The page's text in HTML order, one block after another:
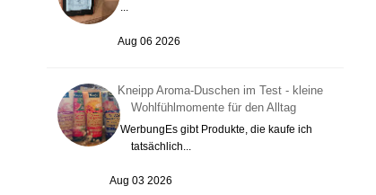
...
Aug 06 2026
Kneipp Aroma-Duschen im Test - kleine
Wohlfühlmomente für den Alltag
WerbungEs gibt Produkte, die kaufe ich
tatsächlich...
Aug 03 2026